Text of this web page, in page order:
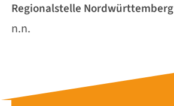
Regionalstelle Nordwürttemberg
n.n.